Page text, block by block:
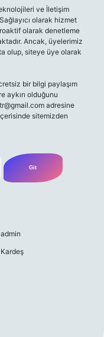
ve İletişim
olarak hizmet
olarak denetleme
Ancak, üyelerimiz
olup, siteye üye olarak
bir bilgi paylaşım
aykırı olduğunu
adresine
sitemizden
admin
Kardeş